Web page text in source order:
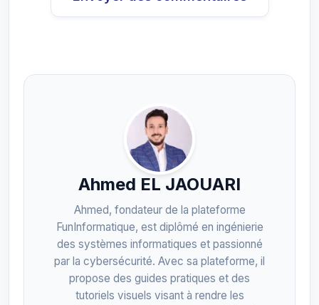
Ahmed EL JAOUARI
Ahmed, fondateur de la plateforme
FunInformatique, est diplômé en ingénierie
des systèmes informatiques et passionné
par la cybersécurité. Avec sa plateforme, il
propose des guides pratiques et des
tutoriels visuels visant à rendre les